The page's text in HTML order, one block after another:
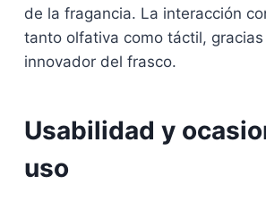
de la fragancia. La interacción
tanto olfativa como táctil,
innovador del frasco.
Usabilidad y
uso